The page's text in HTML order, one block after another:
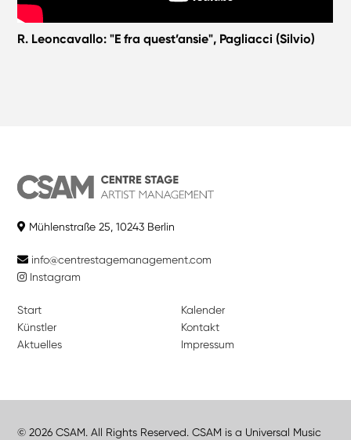
R. Leoncavallo: "E fra quest’ansie", Pagliacci (Silvio)
Mühlenstraße 25, 10243 Berlin
info@centrestagemanagement.com
Instagram
Start
Künstler
Aktuelles
Kalender
Kontakt
Impressum
© 2026 CSAM. All Rights Reserved. CSAM is a Universal Music